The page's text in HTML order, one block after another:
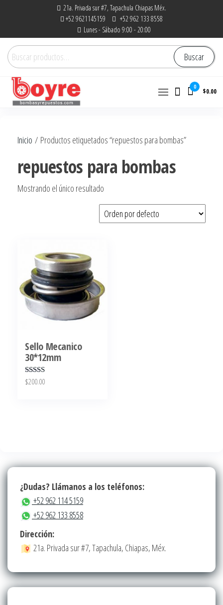
21a. Privada sur #7, Tapachula Chiapas Méx.
+52 9621145159
+52 962 133 8558
Lunes - Sábado 9:00 - 20:00
Buscar
por:
Buscar
RefaccionariaRuiz.com
0
$0.00
Inicio / Productos etiquetados “repuestos para bombas”
repuestos para bombas
Mostrando el único resultado
Sello Mecanico
30*12mm
Valora
$200.00
¿Dudas? Llámanos a los teléfonos:
+52 962 114 5159
+52 962 133 8558
Dirección:
21a. Privada sur #7, Tapachula, Chiapas, Méx.